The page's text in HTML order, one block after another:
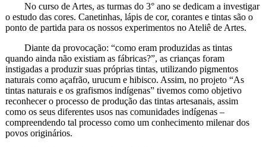
No curso de Artes, as turmas do 3° ano se dedicam a investigar
o estudo das cores. Canetinhas, lápis de cor, corantes e tintas são o
ponto de partida para os nossos experimentos no Ateliê de Artes.
Diante da provocação: “como eram produzidas as tintas
quando ainda não existiam as fábricas?”, as crianças foram
instigadas a produzir suas próprias tintas, utilizando pigmentos
naturais como açafrão, urucum e hibisco. Assim, no projeto “As
tintas naturais e os grafismos indígenas” tivemos como objetivo
reconhecer o processo de produção das tintas artesanais, assim
como os seus diferentes usos nas comunidades indígenas –
compreendendo tal processo como um conhecimento milenar dos
povos originários.